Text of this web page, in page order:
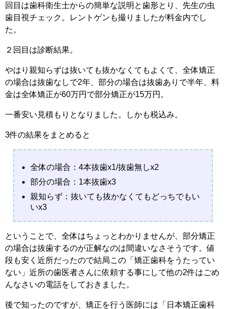
回目は歯科衛生士からの簡単な説明と歯形とり、先生の虫
歯目視チェック。レントゲンも撮りましたが料金内でし
た。
２回目は診断結果。
やはり親知らずは抜いても抜かなくてもよくて、全体矯正
の場合は抜歯なしで2年、部分の場合は抜歯ありで半年、料
金は全体矯正が60万円で部分矯正が15万円。
一番安い見積もりとなりました。しかも税込み。
3件の結果をまとめると
全体の場合：4本抜歯x1/抜歯無しx2
部分の場合：1本抜歯x3
親知らず：抜いても抜かなくてもどっちでもい
いx3
ということで、全体はちょっとわかりませんが、部分矯正
の場合は抜歯するのが正解なのは間違いなさそうです。値
段も安く近所だったので結局この「矯正歯科をうたってい
ない」近所の歯医者さんに依頼する事にして他の2件はごめ
んなさいの電話をしておきました。
後で知ったのですが、矯正を行う医師には「日本矯正歯科